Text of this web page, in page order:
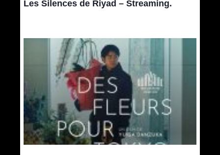
Les Silences de Riyad – Streaming.